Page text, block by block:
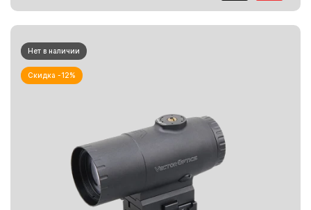
Нет в наличии
Скидка -12%